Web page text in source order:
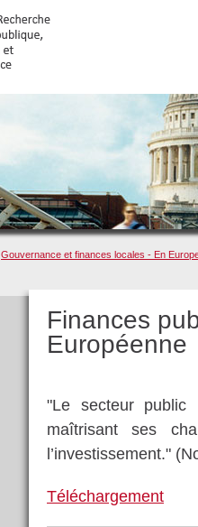
Gouvernance et finances locales - En
Finances
Européenne
"Le secteur public
maîtrisant ses
l’investissement."
Téléchargement